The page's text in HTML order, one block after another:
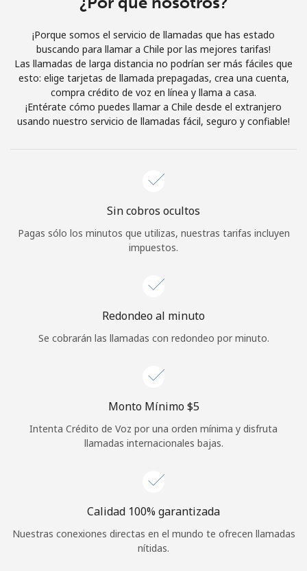
o
Continuar con
¡Porque somos el servicio de llamadas que has estado
buscando para llamar a Chile por las mejores tarifas!
Las llamadas de larga distancia no podrían ser más fáciles que
esto: elige tarjetas de llamada prepagadas, crea una cuenta,
compra crédito de voz en línea y llama a casa.
¡Entérate cómo puedes llamar a Chile desde el extranjero
usando nuestro servicio de llamadas fácil, seguro y confiable!
Sin cobros ocultos
Pagas sólo los minutos que utilizas, nuestras tarifas incluyen
impuestos.
Redondeo al minuto
Se cobrarán las llamadas con redondeo por minuto.
Monto Mínimo ⁦$5⁩
Intenta Crédito de Voz por una orden mínima y disfruta
llamadas internacionales bajas.
Calidad 100% garantizada
Nuestras conexiones directas en el mundo te ofrecen llamadas
nítidas.